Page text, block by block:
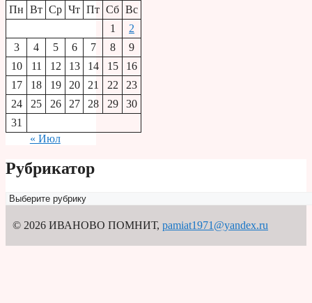
Пн Вт Ср Чт Пт Сб Вс
1
2
3
4 5 6 7 8
9
10
11 12 13 14 15
16
17
18 19 20 21 22
23
24
25 26 27 28 29
30
31
« Июл
Рубрикатор
Рубрикатор
© 2026 ИВАНОВО ПОМНИТ, pamiat1971@yandex.ru